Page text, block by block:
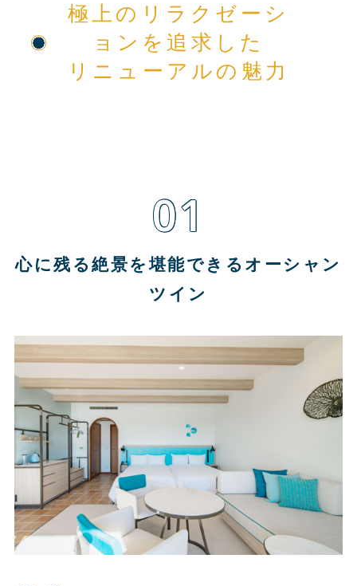
極上のリラクゼーシ
ョンを追求した
リニューアルの魅力
01
心に残る絶景を堪能できるオーシャン
ツイン